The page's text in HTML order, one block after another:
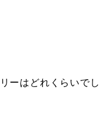
ーはどれくらいでし